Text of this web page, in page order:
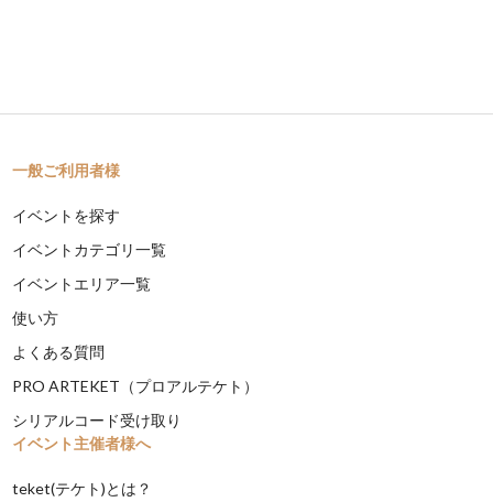
一般ご利用者様
イベントを探す
イベントカテゴリ一覧
イベントエリア一覧
使い方
よくある質問
PRO ARTEKET（プロアルテケト）
シリアルコード受け取り
イベント主催者様へ
teket(テケト)とは？